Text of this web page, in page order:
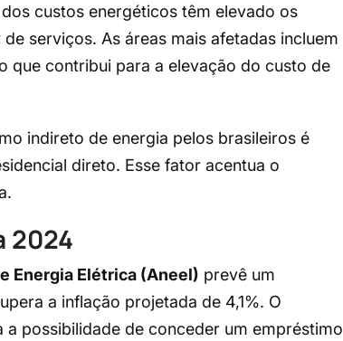
custos energéticos têm elevado os
serviços. As áreas mais afetadas incluem
que contribui para a elevação do custo de
indireto de energia pelos brasileiros é
direto. Esse fator acentua o
2024
Energia Elétrica (Aneel) prevê um
a inflação projetada de 4,1%. O
possibilidade de conceder um empréstimo